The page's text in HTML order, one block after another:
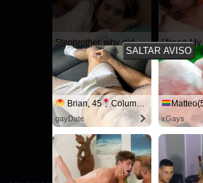
Stepbrother, why did you show me your dick? Now I want to fuck you with my wet pussy
RedhandsTube
I Need
SayUncle
SayUncle
Brian, 45 Columbus
gayDate xGays
SALTAR AVISO